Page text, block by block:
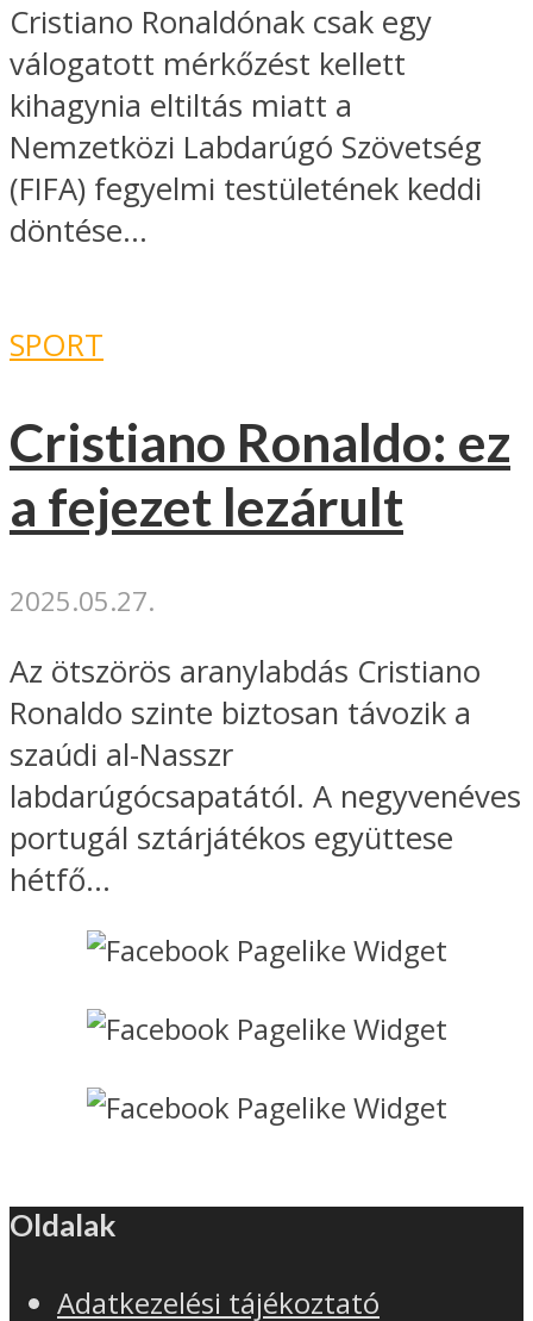
Cristiano Ronaldónak csak egy
válogatott mérkőzést kellett
kihagynia eltiltás miatt a
Nemzetközi Labdarúgó Szövetség
(FIFA) fegyelmi testületének keddi
döntése...
SPORT
Cristiano Ronaldo: ez
a fejezet lezárult
2025.05.27.
Az ötszörös aranylabdás Cristiano
Ronaldo szinte biztosan távozik a
szaúdi al-Nasszr
labdarúgócsapatától. A negyvenéves
portugál sztárjátékos együttese
hétfő...
Oldalak
Adatkezelési tájékoztató